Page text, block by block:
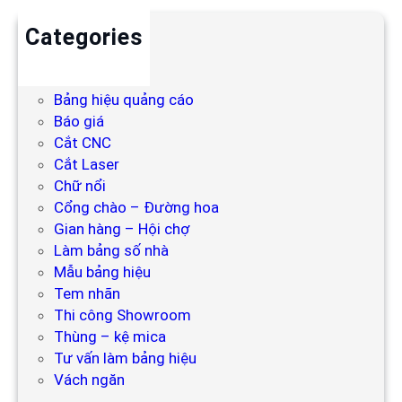
Categories
Bảng hiệu quảng cáo
Báo giá
Cắt CNC
Cắt Laser
Chữ nổi
Cổng chào – Đường hoa
Gian hàng – Hội chợ
Làm bảng số nhà
Mẫu bảng hiệu
Tem nhãn
Thi công Showroom
Thùng – kệ mica
Tư vấn làm bảng hiệu
Vách ngăn